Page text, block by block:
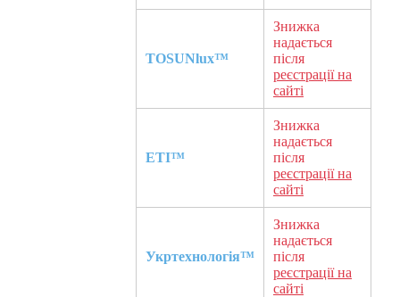
TOSUNlux™
Знижка
надається
після
реєстрації на
сайті
ETI™
Знижка
надається
після
реєстрації на
сайті
Укртехнологія™
Знижка
надається
після
реєстрації на
сайті